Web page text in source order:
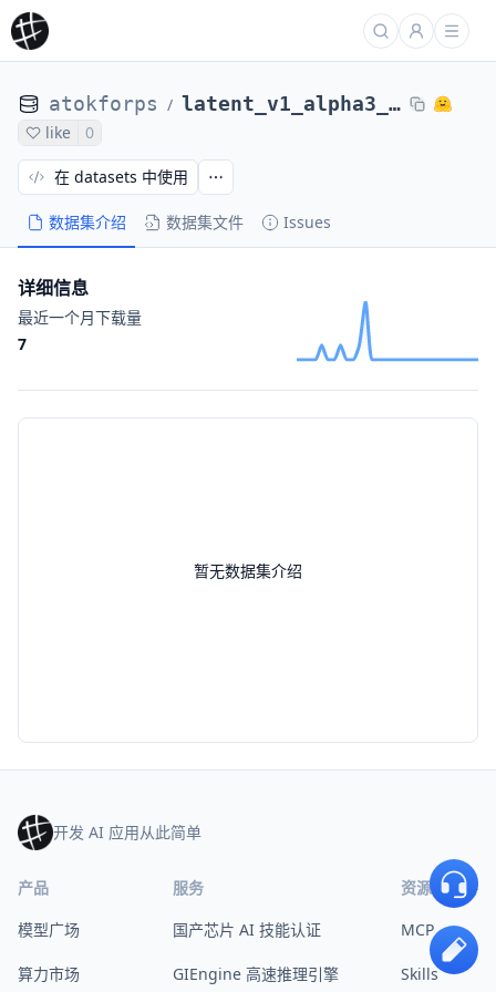
atokforps / latent_v1_alpha3_10
like 0
数据集介绍 数据集文件 Issues
在 datasets 中使用
暂无数据集介绍
详细信息
最近一个月下载量
7
开发 AI 应用从此简单
产品
模型广场
算力市场
服务
国产芯片 AI 技能认证
GIEngine 高速推理引擎
资源与支持
MCP
Skills